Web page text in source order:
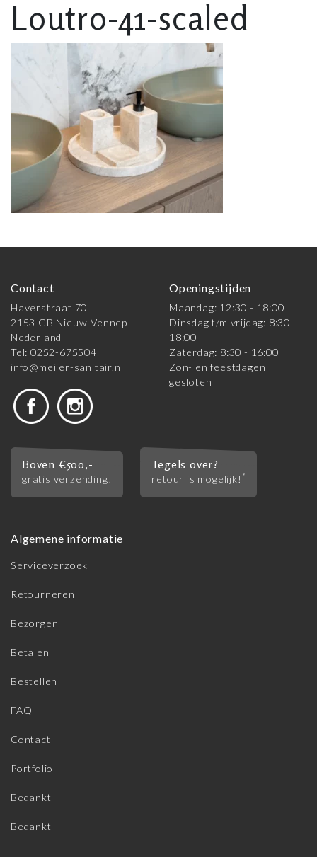
Loutro-41-scaled
Contact
Haverstraat 70
2153 GB Nieuw-Vennep
Nederland
Tel: 0252-675504
info@meijer-sanitair.nl
Openingstijden
Maandag: 12:30 - 18:00
Dinsdag t/m vrijdag: 8:30 -
18:00
Zaterdag: 8:30 - 16:00
Zon- en feestdagen
gesloten
Boven €500,-
gratis verzending!
Tegels over?
retour is mogelijk! *
Algemene informatie
Serviceverzoek
Retourneren
Bezorgen
Betalen
Bestellen
FAQ
Contact
Portfolio
Bedankt
Bedankt